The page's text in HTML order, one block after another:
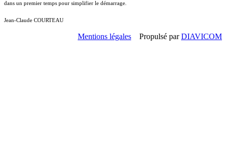
dans un premier temps pour simplifier le démarrage.
Jean-Claude COURTEAU
Mentions légales Propulsé par DIAVICOM